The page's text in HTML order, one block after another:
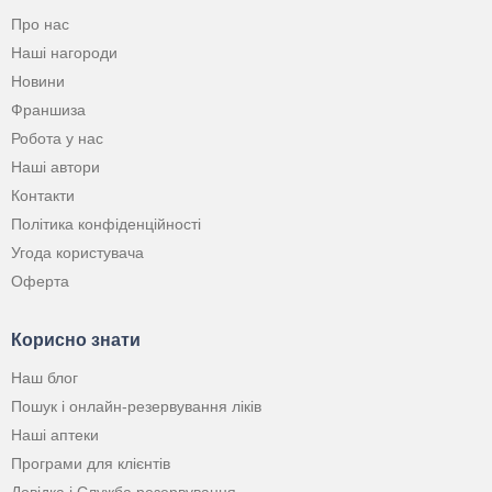
Про нас
Наші нагороди
Новини
Франшиза
Робота у нас
Наші автори
Контакти
Політика конфіденційності
Угода користувача
Оферта
Корисно знати
Наш блог
Пошук і онлайн-резервування ліків
Наші аптеки
Програми для клієнтів